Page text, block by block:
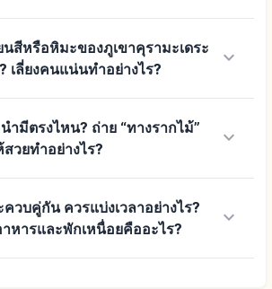
นสีหรือหิมะของภูเขาคุรามะเดระ
เลี่ยงคนแน่นทำอย่างไร?
keyboard_arrow_down
ำมีตรงไหน? ถ่าย “ทางรากไม้”
วยทำอย่างไร?
keyboard_arrow_down
ควบคู่กัน ควรแบ่งเวลาอย่างไร?
าหารและพักเหนื่อยคืออะไร?
keyboard_arrow_down